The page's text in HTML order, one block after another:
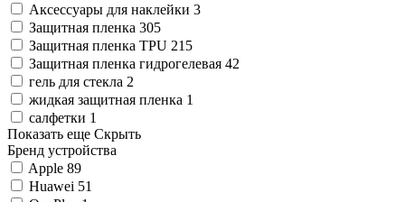
Аксессуары для наклейки 3
Защитная пленка 305
Защитная пленка TPU 215
Защитная пленка гидрогелевая 42
гель для стекла 2
жидкая защитная пленка 1
салфетки 1
Показать еще Скрыть
Бренд устройства
Apple 89
Huawei 51